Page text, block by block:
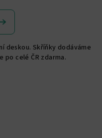
deskou. Skříňky dodáváme
po celé ČR zdarma.